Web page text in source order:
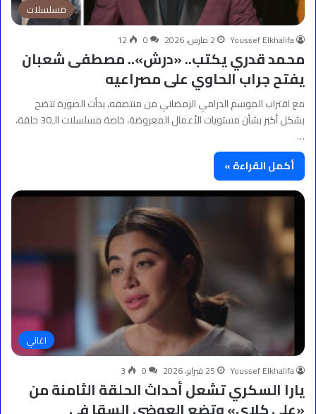
مسلسلات
Youssef Elkhalifa 2 مارس، 2026 0
12
محمد قدري يكتب.. «درش».. مصطفى شعبان
يفتح جراب الحاوي على مصراعيه
مع اقتراب الموسم الدرامي الرمضاني من منتصفه، بدأت الصورة تتضح
بشكل أكبر بشأن مستويات الأعمال المعروضة، خاصة مسلسلات الـ30 حلقة،
…
أكمل القراءة »
اغاني
Youssef Elkhalifa 25 فبراير، 2026 0
3
يارا السكري تشعل أحداث الحلقة الثامنة من